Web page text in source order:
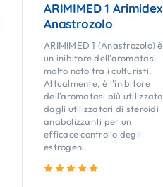
ARIMIMED 1 Arimidex
Anastrozolo
ARIMIMED 1 (Anastrozolo) è
un inibitore dell’aromatasi
molto noto tra i culturisti.
Attualmente, è l’inibitore
dell’aromatasi più utilizzato
dagli utilizzatori di steroidi
anabolizzanti per un
efficace controllo degli
estrogeni.